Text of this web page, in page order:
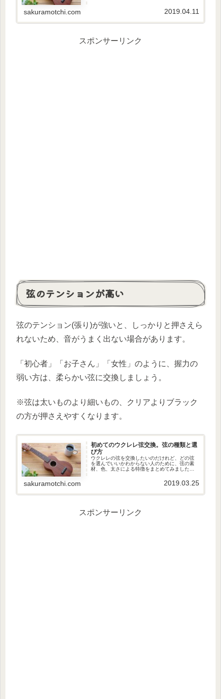
sakuramotchi.com 2019.04.11
スポンサーリンク
弦のテンションが高い
弦のテンション(張り)が強いと、しっかりと押さえら
れないため、音がうまく出ない場合があります。
「初心者」「お子さん」「女性」のように、握力の
弱い方は、柔らかい弦に交換しましょう。
※弦は太いものより細いもの、クリアよりブラック
の方が押さえやすくなります。
初めてのウクレレ弦交換。弦の種類と選
び方
ウクレレの弦を交換したいのだけれど、どの弦
を選んでいいかわからない人のために、弦の素
材、色、太さによる特徴をまとめてみました。
は、主に3つのタイプがあります。...
sakuramotchi.com 2019.03.25
スポンサーリンク